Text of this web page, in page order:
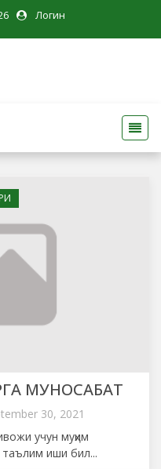
Логин
МУНОСАБАТ
30, 2021
учун муҳим
таълим иши бил...